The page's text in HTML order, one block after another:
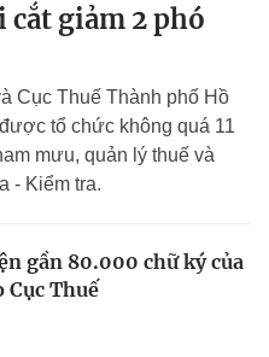
cắt giảm 2 phó
Cục Thuế Thành phố Hồ
tổ chức không quá 11
mưu, quản lý thuế và
- Kiểm tra.
gần 80.000 chữ ký của
Cục Thuế